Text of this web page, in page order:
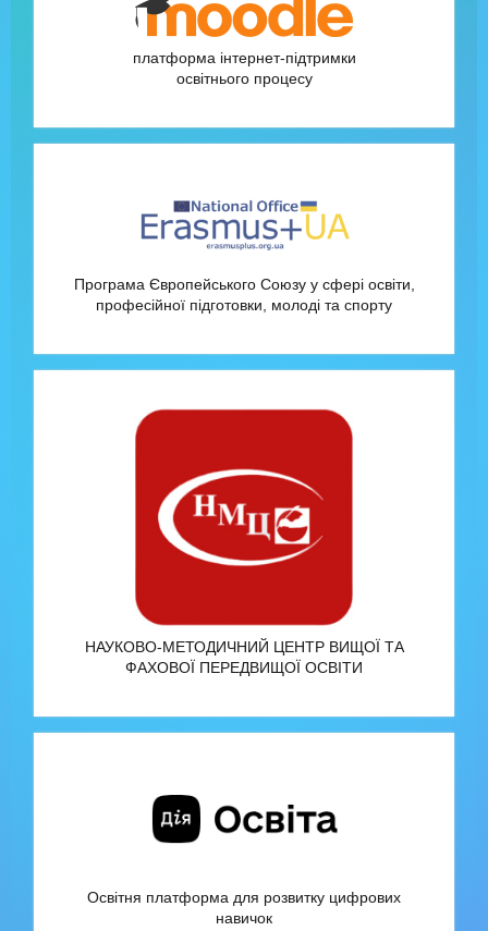
платформа інтернет-підтримки
освітнього процесу
Програма Європейського Союзу у сфері освіти,
професійної підготовки, молоді та спорту
НАУКОВО-МЕТОДИЧНИЙ ЦЕНТР ВИЩОЇ ТА
ФАХОВОЇ ПЕРЕДВИЩОЇ ОСВІТИ
Освітня платформа для розвитку цифрових
навичок